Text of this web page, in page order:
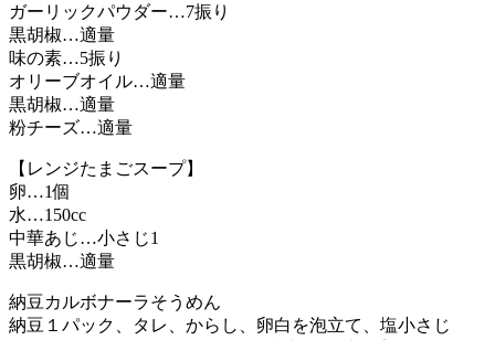
ガーリックパウダー…7振り
黒胡椒…適量
味の素…5振り
オリーブオイル…適量
黒胡椒…適量
粉チーズ…適量
【レンジたまごスープ】
卵…1個
水…150cc
中華あじ…小さじ1
黒胡椒…適量
納豆カルボナーラそうめん
納豆１パック、タレ、からし、卵白を泡立て、塩小さじ